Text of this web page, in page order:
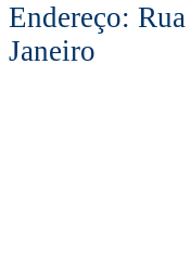
Endereço:
Janeiro